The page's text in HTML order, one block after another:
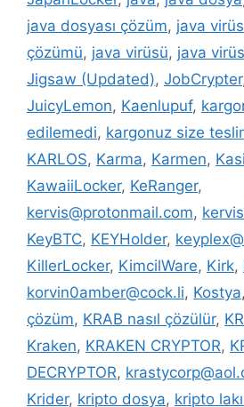
java dosyası çözüm, java virüs
çözümü, java virüsü, java
Jigsaw (Updated), JobCrypter
JuicyLemon, Kaenlupuf,
edilemedi, kargonuz size
KARLOS, Karma, Karmen,
KawaiiLocker, KeRanger,
kervis@protonmail.com,
KeyBTC, KEYHolder,
KillerLocker, KimcilWare, Kirk,
korvin0amber@cock.li, Kostya,
çözüm, KRAB nasıl çözülür,
Kraken, KRAKEN CRYPTOR,
DECRYPTOR,
Krider, kripto dosya, kripto